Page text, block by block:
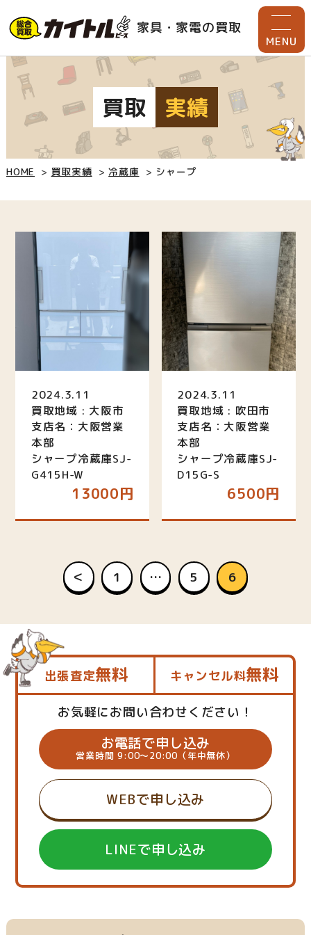
家具・家電の買取
MENU
買取 実績
HOME 買取実績 冷蔵庫 シャープ
2024.3.11
買取地域 : 大阪市
支店名：大阪営業
本部
シャープ冷蔵庫SJ-
G415H-W
13000円
2024.3.11
買取地域 : 吹田市
支店名：大阪営業
本部
シャープ冷蔵庫SJ-
D15G-S
6500円
＜ 1 … 5 6
出張査定無料 キャンセル料無料
お気軽にお問い合わせください！
お電話で申し込み
営業時間 9:00～20:00（年中無休）
WEBで申し込み
LINEで申し込み